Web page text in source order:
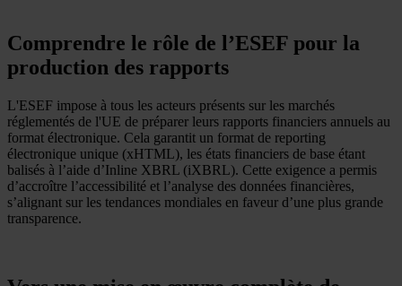
Comprendre le rôle de l’ESEF pour la
production des rapports
L'ESEF impose à tous les acteurs présents sur les marchés
réglementés de l'UE de préparer leurs rapports financiers annuels au
format électronique. Cela garantit un format de reporting
électronique unique (xHTML), les états financiers de base étant
balisés à l’aide d’Inline XBRL (iXBRL). Cette exigence a permis
d’accroître l’accessibilité et l’analyse des données financières,
s’alignant sur les tendances mondiales en faveur d’une plus grande
transparence.